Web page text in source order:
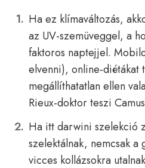
Ha ez klímaváltozás,
az UV-szemüveggel, a
faktoros naptejjel.
elvenni), online-diétákat
megállíthatatlan ellen
Rieux-doktor teszi
Ha itt darwini szelekció
szelektálnak, nemcsak a
vicces kollázsokra